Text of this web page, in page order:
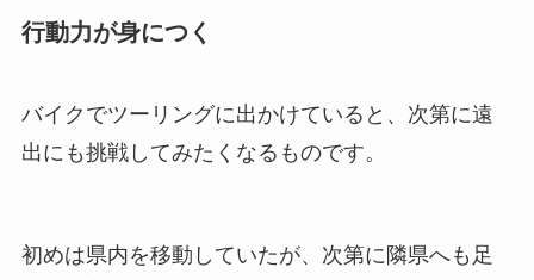
行動力が身につく
バイクでツーリングに出かけていると、次第に遠
出にも挑戦してみたくなるものです。
初めは県内を移動していたが、次第に隣県へも足